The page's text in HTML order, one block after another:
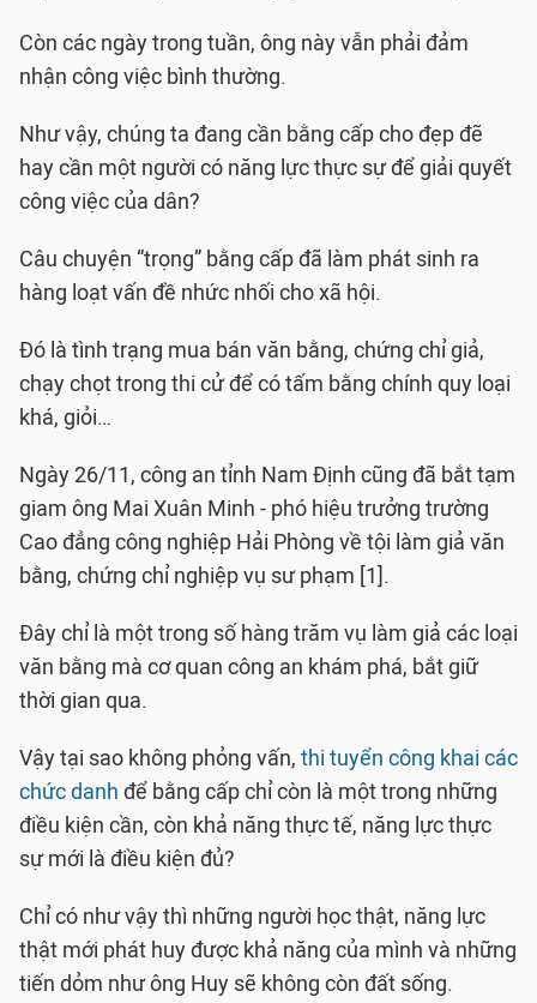
Còn các ngày trong tuần, ông này vẫn phải đảm
nhận công việc bình thường.
Như vậy, chúng ta đang cần bằng cấp cho đẹp đẽ
hay cần một người có năng lực thực sự để giải quyết
công việc của dân?
Câu chuyện “trọng” bằng cấp đã làm phát sinh ra
hàng loạt vấn đề nhức nhối cho xã hội.
Đó là tình trạng mua bán văn bằng, chứng chỉ giả,
chạy chọt trong thi cử để có tấm bằng chính quy loại
khá, giỏi…
Ngày 26/11, công an tỉnh Nam Định cũng đã bắt tạm
giam ông Mai Xuân Minh - phó hiệu trưởng trường
Cao đẳng công nghiệp Hải Phòng về tội làm giả văn
bằng, chứng chỉ nghiệp vụ sư phạm [1].
Đây chỉ là một trong số hàng trăm vụ làm giả các loại
văn bằng mà cơ quan công an khám phá, bắt giữ
thời gian qua.
Vậy tại sao không phỏng vấn, thi tuyển công khai các
chức danh để bằng cấp chỉ còn là một trong những
điều kiện cần, còn khả năng thực tế, năng lực thực
sự mới là điều kiện đủ?
Chỉ có như vậy thì những người học thật, năng lực
thật mới phát huy được khả năng của mình và những
tiến dỏm như ông Huy sẽ không còn đất sống.